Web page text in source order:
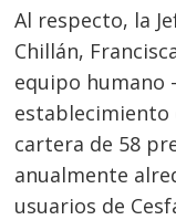
Al respecto, la
Chillán,
equipo humano
establecimiento
cartera de 58
anualmente
usuarios de
Navegación